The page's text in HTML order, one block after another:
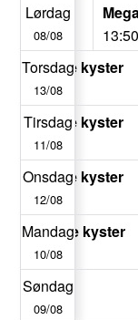
Lørdag
08/08
Torsdag
13/08
Tirsdag
11/08
Onsdag
12/08
Mandag
10/08
Søndag
09/08
13:50
fjerne kyster
fjerne kyster
fjerne kyster
mod fjerne kyster